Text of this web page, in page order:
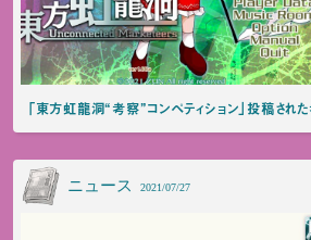
「東方虹龍洞“考察”コンペティション」投稿され
ニュース 2021/07/27